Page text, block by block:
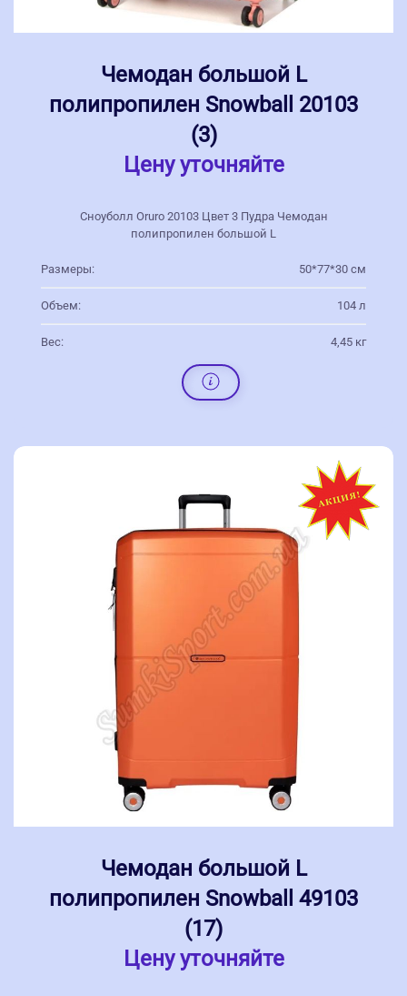
Чемодан большой L
полипропилен Snowball 20103
(3)
Цену уточняйте
Сноуболл Oruro 20103 Цвет 3 Пудра Чемодан
полипропилен большой L
Размеры: 50*77*30 см
Объем: 104 л
Вес: 4,45 кг
Чемодан большой L
полипропилен Snowball 49103
(17)
Цену уточняйте